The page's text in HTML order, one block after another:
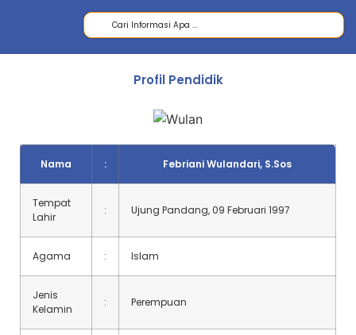
Profil Pendidik
Nama : Febriani Wulandari, S.Sos
Tempat
Lahir
: Ujung Pandang, 09 Februari 1997
Agama : Islam
Jenis
Kelamin
: Perempuan